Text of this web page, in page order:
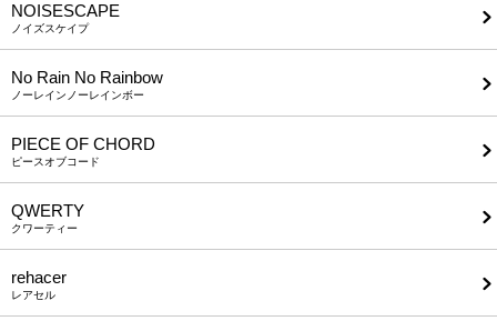
NOISESCAPE
ノイズスケイプ
No Rain No Rainbow
ノーレインノーレインボー
PIECE OF CHORD
ピースオブコード
QWERTY
クワーティー
rehacer
レアセル